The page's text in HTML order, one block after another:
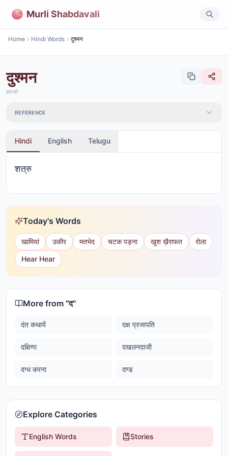
Murli Shabdavali
Home Hindi Words दुश्मन
दुश्मन
फ़ारसी
REFERENCE
Hindi English Telugu
शत्रु
Today's Words
खामियां उकीर मतभेद चटक पड़ना खुश ख़ैराफत
रोला
Hear Hear
More from "द"
दंत कथायें दक्ष प्रजापति
दक्षिणा दखलनदाजी
दग्ध करना दण्ड
Explore Categories
English Words Stories